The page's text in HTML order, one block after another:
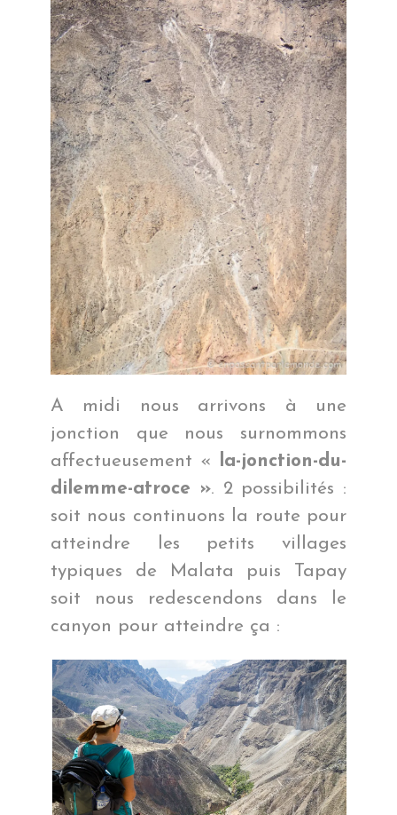
A midi nous arrivons à une
jonction que nous surnommons
affectueusement «
la-jonction-du-
dilemme-atroce ». 2 possibilités :
soit nous continuons la route pour
atteindre les petits villages
typiques de Malata puis Tapay
soit nous redescendons dans le
canyon pour atteindre ça :